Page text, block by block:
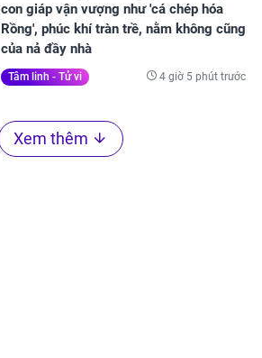
con giáp vận vượng như 'cá chép hóa
Rồng', phúc khí tràn trề, nằm không cũng
của nả đầy nhà
Tâm linh - Tử vi 4 giờ 5 phút trước
Xem thêm